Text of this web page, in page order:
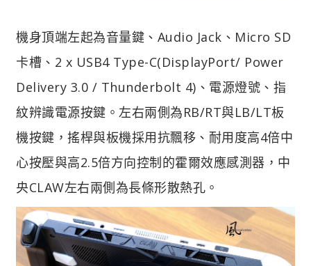
機身頂端左起為音量鍵、Audio Jack、Micro SD
卡槽、2 x USB4 Type-C(DisplayPort/ Power
Delivery 3.0 / Thunderbolt 4)、電源燈號、指
紋辨識電源按鍵。 左右兩側為RB/RT與LB/LT板
機按鍵，搖桿與板機採用抗飄移、耐用度高4倍中
心按壓與高2.5倍方向控制的霍爾效應感測器，中
央CLAW左右兩側為長條形散熱孔。